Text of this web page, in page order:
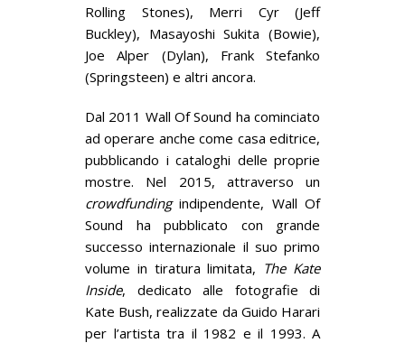
Rolling Stones), Merri Cyr (Jeff
Buckley), Masayoshi Sukita (Bowie),
Joe Alper (Dylan), Frank Stefanko
(Springsteen) e altri ancora.
Dal 2011 Wall Of Sound ha cominciato
ad operare anche come casa editrice,
pubblicando i cataloghi delle proprie
mostre. Nel 2015, attraverso un
crowdfundingindipendente, Wall Of
Sound ha pubblicato con grande
successo internazionale il suo primo
volume in tiratura limitata, The Kate
Inside, dedicato alle fotografie di
Kate Bush, realizzate da Guido Harari
per l’artista tra il 1982 e il 1993. A